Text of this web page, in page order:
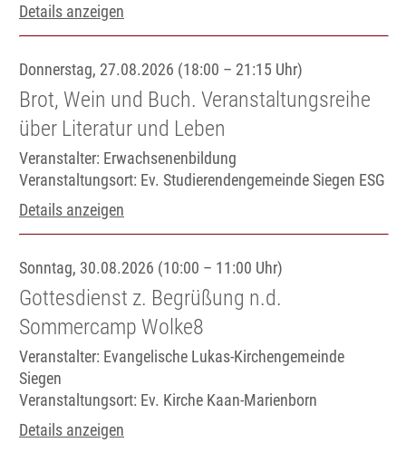
Details anzeigen
Donnerstag, 27.08.2026 (18:00 – 21:15 Uhr)
Brot, Wein und Buch. Veranstaltungsreihe
über Literatur und Leben
Veranstalter: Erwachsenenbildung
Veranstaltungsort: Ev. Studierendengemeinde Siegen ESG
Details anzeigen
Sonntag, 30.08.2026 (10:00 – 11:00 Uhr)
Gottesdienst z. Begrüßung n.d.
Sommercamp Wolke8
Veranstalter: Evangelische Lukas-Kirchengemeinde
Siegen
Veranstaltungsort: Ev. Kirche Kaan-Marienborn
Details anzeigen